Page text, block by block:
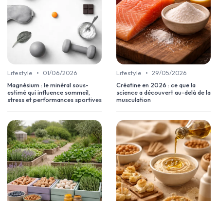
Lifestyle •
01/06/2026
Magnésium : le minéral sous-
estimé qui influence sommeil,
stress et performances sportives
Lifestyle • 29/05/2026
Créatine en 2026 : ce que la
science a découvert au-delà de la
musculation